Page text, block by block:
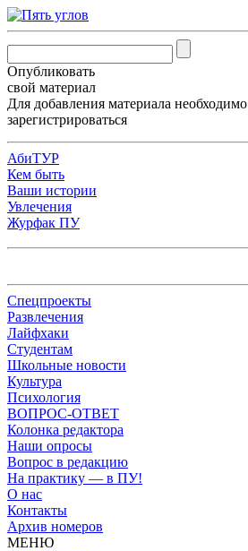
Опубликовать
свой материал
Для добавления материала необходимо
зарегистрироваться
АбиТУР
Кем быть
Ваши истории
Увлечения
Журфак ПУ
Спецпроекты
Развлечения
Лайфхаки
Студентам
Школьные новости
Культура
Психология
ВОПРОС-ОТВЕТ
Колонка редактора
Наши опросы
Вопрос в редакцию
На практику — в ПУ!
О нас
Контакты
Архив номеров
МЕНЮ